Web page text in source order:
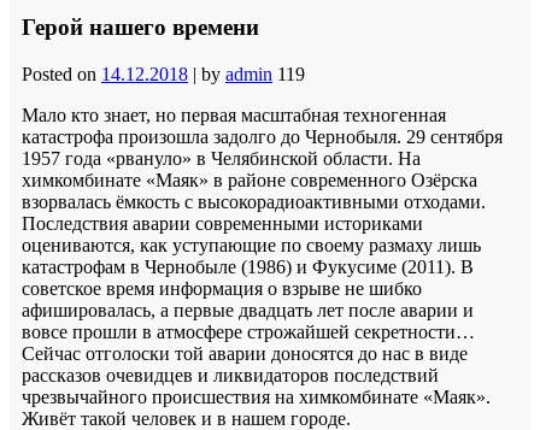
Герой нашего времени
Posted on 14.12.2018 | by admin 119
Мало кто знает, но первая масштабная техногенная
катастрофа произошла задолго до Чернобыля. 29 сентября
1957 года «рвануло» в Челябинской области. На
химкомбинате «Маяк» в районе современного Озёрска
взорвалась ёмкость с высокорадиоактивными отходами.
Последствия аварии современными историками
оцениваются, как уступающие по своему размаху лишь
катастрофам в Чернобыле (1986) и Фукусиме (2011). В
советское время информация о взрыве не шибко
афишировалась, а первые двадцать лет после аварии и
вовсе прошли в атмосфере строжайшей секретности…
Сейчас отголоски той аварии доносятся до нас в виде
рассказов очевидцев и ликвидаторов последствий
чрезвычайного происшествия на химкомбинате «Маяк».
Живёт такой человек и в нашем городе.